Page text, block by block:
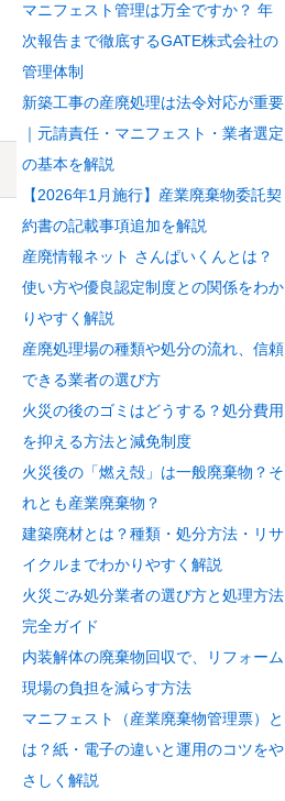
マニフェスト管理は万全ですか？ 年
次報告まで徹底するGATE株式会社の
管理体制
新築工事の産廃処理は法令対応が重要
｜元請責任・マニフェスト・業者選定
の基本を解説
【2026年1月施行】産業廃棄物委託契
約書の記載事項追加を解説
産廃情報ネット さんぱいくんとは？
使い方や優良認定制度との関係をわか
りやすく解説
産廃処理場の種類や処分の流れ、信頼
できる業者の選び方
火災の後のゴミはどうする？処分費用
を抑える方法と減免制度
火災後の「燃え殻」は一般廃棄物？そ
れとも産業廃棄物？
建築廃材とは？種類・処分方法・リサ
イクルまでわかりやすく解説
火災ごみ処分業者の選び方と処理方法
完全ガイド
内装解体の廃棄物回収で、リフォーム
現場の負担を減らす方法
マニフェスト（産業廃棄物管理票）と
は？紙・電子の違いと運用のコツをや
さしく解説